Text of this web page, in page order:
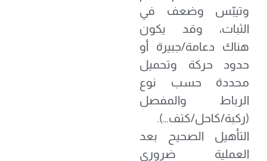
وتيبّس وضعف في
الثبات، وقد يكون
هناك دعامة/جبيرة أو
حدود حركة وتحميل
محددة حسب نوع
الرباط والمفصل
(ركبة/كاحل/كتف…).
التأهيل الصحيح بعد
العملية ضروري